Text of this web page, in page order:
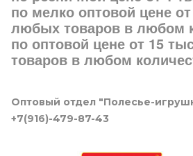
по мелко оптовой цене
любых товаров в любом
по оптовой цене от 15
товаров в любом
Оптовый отдел "Полесье-
+7(916)-479-87-43